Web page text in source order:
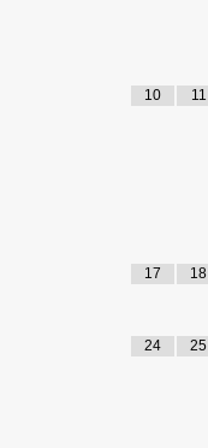
10 11
17 18
24 25